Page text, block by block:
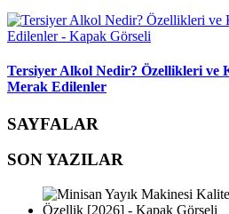
Tersiyer Alkol Nedir? Özellikleri ve
Merak Edilenler
SAYFALAR
SON YAZILAR